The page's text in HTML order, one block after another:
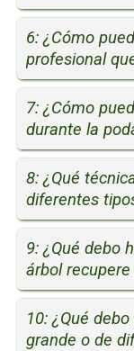
6: ¿Cómo
profesional
7: ¿Cómo
durante la
8: ¿Qué
diferentes
9: ¿Qué debo
árbol
10: ¿Qué
grande o de